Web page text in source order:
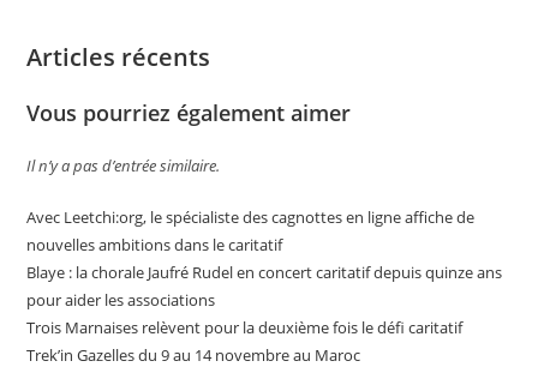
Articles récents
Vous pourriez également aimer
Il n’y a pas d’entrée similaire.
Avec Leetchi:org, le spécialiste des cagnottes en ligne affiche de
nouvelles ambitions dans le caritatif
Blaye : la chorale Jaufré Rudel en concert caritatif depuis quinze ans
pour aider les associations
Trois Marnaises relèvent pour la deuxième fois le défi caritatif
Trek’in Gazelles du 9 au 14 novembre au Maroc